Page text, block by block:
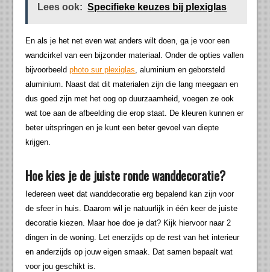
Lees ook: Specifieke keuzes bij plexiglas
En als je het net even wat anders wilt doen, ga je voor een
wandcirkel van een bijzonder materiaal. Onder de opties vallen
bijvoorbeeldphoto sur plexiglas, aluminium en geborsteld
aluminium. Naast dat dit materialen zijn die lang meegaan en
dus goed zijn met het oog op duurzaamheid, voegen ze ook
wat toe aan de afbeelding die erop staat. De kleuren kunnen er
beter uitspringen en je kunt een beter gevoel van diepte
krijgen.
Hoe kies je de juiste ronde wanddecoratie?
Iedereen weet dat wanddecoratie erg bepalend kan zijn voor
de sfeer in huis. Daarom wil je natuurlijk in één keer de juiste
decoratie kiezen. Maar hoe doe je dat? Kijk hiervoor naar 2
dingen in de woning. Let enerzijds op de rest van het interieur
en anderzijds op jouw eigen smaak. Dat samen bepaalt wat
voor jou geschikt is.